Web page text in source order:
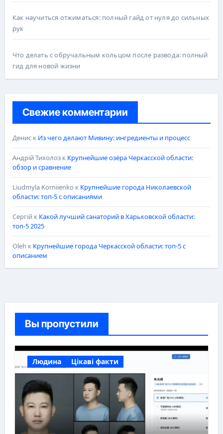
Как научиться отжиматься: полный гайд от нуля до сильных
рук
Что делать с обручальным кольцом после развода: полный
гид для новой жизни
Свежие комментарии
Дениск Из чего делают Мивину: ингредиенты и процесс
Андрій Тихолозк Крупнейшие озёра Черкасской области:
обзор и сравнение
Liudmyla Korniienko к Крупнейшие города Николаевской
области: топ-5 с описаниями
Сергійк Какой лучший санаторий в Харьковской области:
топ-5 2025
Oleh к Крупнейшие города Черкасской области: топ-5 с
описанием
Вы пропустили
Людина Цікаві факти